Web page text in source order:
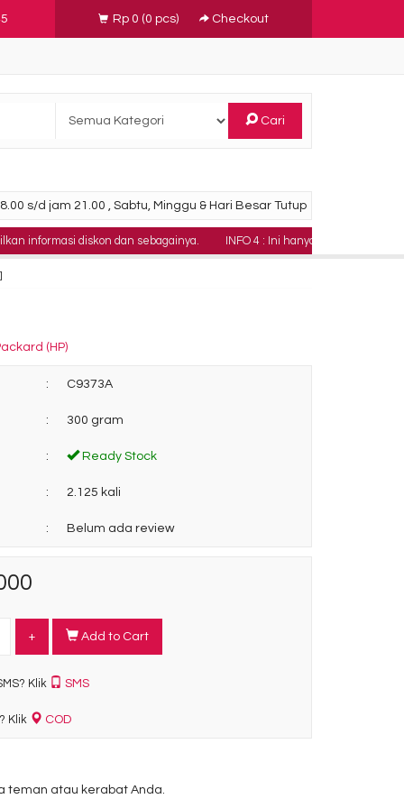
Rp 0 (0 pcs) Checkout
Cari
s/d jam 21.00 , Sabtu, Minggu & Hari Besar Tutup
diskon dan sebagainya. INFO 4 : Ini hanya contoh teks berjalan
(HP)
: C9373A
: 300 gram
: Ready Stock
: 2.125 kali
: Belum ada review
+ Add to Cart
Klik SMS
Klik COD
teman atau kerabat Anda.